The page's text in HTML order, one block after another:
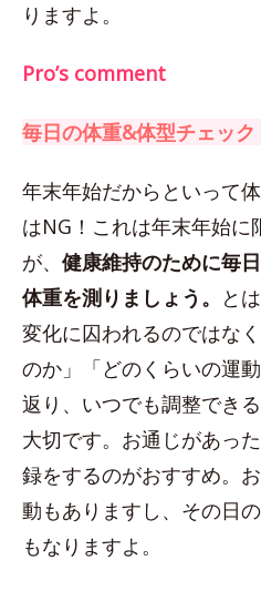
りますよ。
Pro’s comment
毎日の体重&体型チェック
年末年始だからといって
はNG！これは年末年始に
が、 健康維持のために毎
体重を測りましょう。 と
変化に囚われるのではな
のか」「どのくらいの運
返り、いつでも調整でき
大切です。お通じがあっ
録をするのがおすすめ。
動もありますし、その日
もなりますよ。